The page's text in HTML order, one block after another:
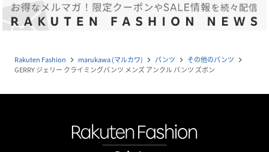
Rakuten Fashion navigate_next marukawa (マルカワ) navigate_next パンツ navigate_next その他のパンツ navigate_next
GERRY ジェリー クライミングパンツ メンズ アンクル パンツ ズボン